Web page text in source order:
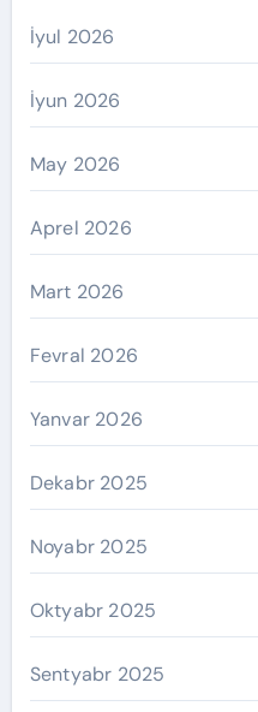
İyul 2026
İyun 2026
May 2026
Aprel 2026
Mart 2026
Fevral 2026
Yanvar 2026
Dekabr 2025
Noyabr 2025
Oktyabr 2025
Sentyabr 2025